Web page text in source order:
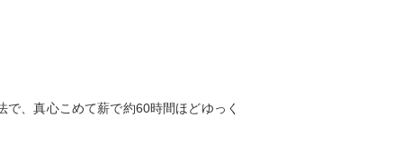
、真心こめて薪で約60時間ほどゆっく